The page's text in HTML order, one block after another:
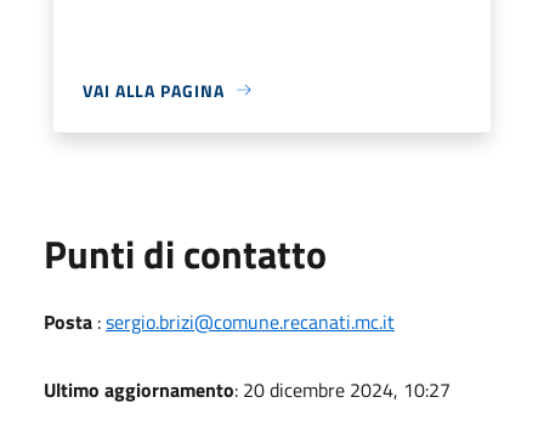
VAI ALLA PAGINA
Punti di contatto
Posta :sergio.brizi@comune.recanati.mc.it
Ultimo aggiornamento: 20 dicembre 2024, 10:27